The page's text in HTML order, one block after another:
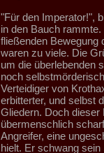
"Für den Imperator!",
in den Bauch
fließenden Bewegung
waren zu viele. Die
um die überlebenden
noch
Verteidiger von
erbitterter, und selbst
Gliedern. Doch dieser
übermenschlich
Angreifer, eine
hielt. Er schwang